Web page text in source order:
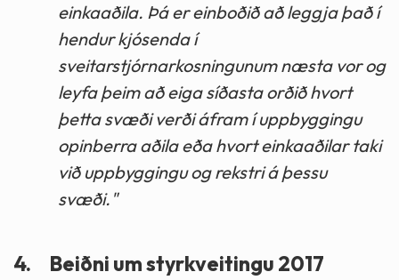
einkaaðila. Þá er einboðið að leggja það í
hendur kjósenda í
sveitarstjórnarkosningunum næsta vor og
leyfa þeim að eiga síðasta orðið hvort
þetta svæði verði áfram í uppbyggingu
opinberra aðila eða hvort einkaaðilar taki
við uppbyggingu og rekstri á þessu
svæði."
4. Beiðni um styrkveitingu 2017